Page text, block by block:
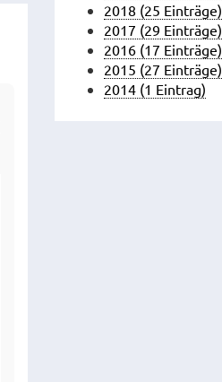
2018 (25 Einträge)
2017 (29 Einträge)
2016 (17 Einträge)
2015 (27 Einträge)
2014 (1 Eintrag)